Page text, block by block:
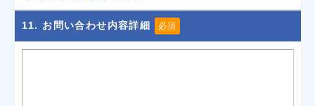
11. お問い合わせ内容詳細 必須